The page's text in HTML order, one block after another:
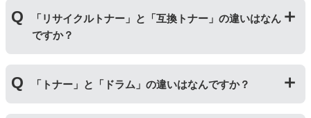
にて洗浄やトナー(粉)充填をしたうえで、再度販売して
いる商品です。
純正品に比べて、印刷代を節約することができます。
「リサイクルトナー」と「互換トナー」の違いはなん
ですか？
ッジを国内で1本づつ丁寧に製造しているため、比較的
不具合の起きにくい商品です。
「トナー」と「ドラム」の違いはなんですか？